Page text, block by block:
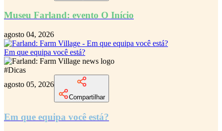
Museu Farland: evento O Início
agosto 04, 2026
Em que equipa você está?
#Dicas
agosto 05, 2026
Compartilhar
Em que equipa você está?